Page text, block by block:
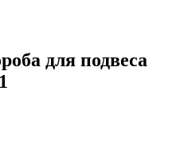
для подвеса